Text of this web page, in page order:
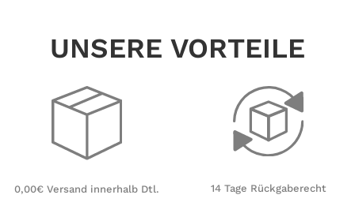
UNSERE VORTEILE
0,00€ Versand innerhalb Dtl. 14 Tage Rückgaberecht